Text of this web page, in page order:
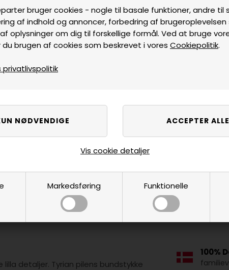
bruger cookies - nogle til basale funktioner, andre til
af indhold og annoncer, forbedring af
oplysninger om dig til forskellige formål. Ved at bruge
brugen af cookies som beskrevet i vores Cookiepolitik.
privatlivspolitik
Markedsføring Funktionelle
Vis cookie detaljer
detaljer. Tyrian pilens bundstykke
100%